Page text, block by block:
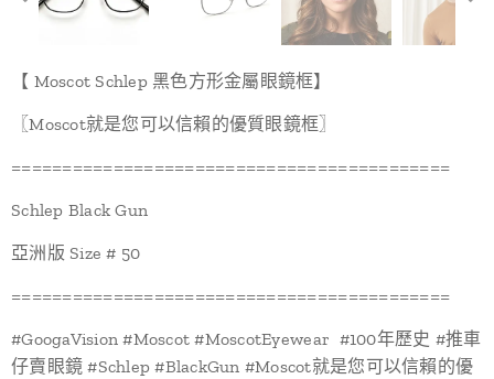
【 Moscot Schlep 黑色方形金屬眼鏡框】
〖Moscot就是您可以信賴的優質眼鏡框〗
===========================================
Schlep Black Gun
亞洲版 Size # 50
===========================================
#GoogaVision #Moscot #MoscotEyewear #100年歷史 #推車
仔賣眼鏡 #Schlep #BlackGun #Moscot就是您可以信賴的優